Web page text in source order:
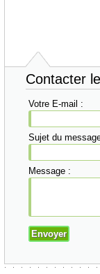
Contacter
Votre E-mail :
Sujet du
Message :